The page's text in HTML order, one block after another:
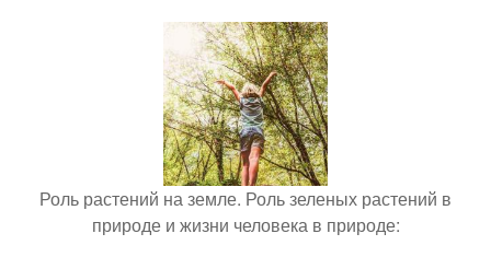
Роль растений на земле. Роль зеленых растений в
природе и жизни человека в природе: